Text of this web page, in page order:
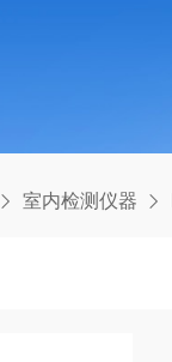
室内检测仪器